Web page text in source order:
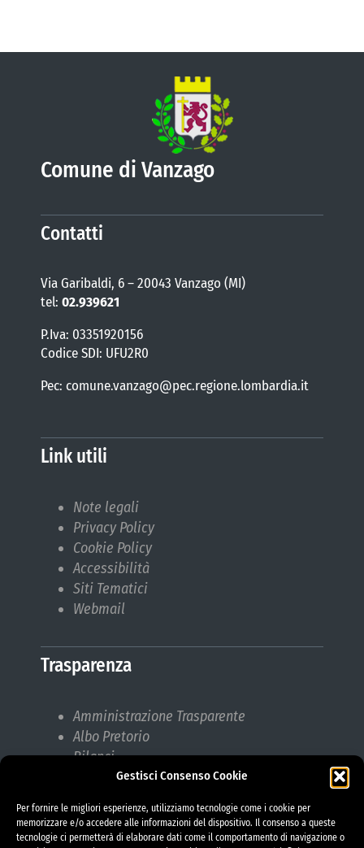
Gestisci Consenso Cookie
Per fornire le migliori esperienze, utilizziamo tecnologie come i cookie per
memorizzare e/o accedere alle informazioni del dispositivo. Il consenso a queste
tecnologie ci permetterà di elaborare dati come il comportamento di navigazione o
Comune di Vanzago
Contatti
Via Garibaldi, 6 – 20043 Vanzago (MI)
tel: 02.939621
P.Iva: 03351920156
Codice SDI: UFU2R0
Pec: comune.vanzago@pec.regione.lombardia.it
Link utili
Note legali
Privacy Policy
Cookie Policy
Accessibilità
Siti Tematici
Webmail
Trasparenza
Amministrazione Trasparente
Albo Pretorio
Bilanci
Bandi di gara
Responsabile protezione dati (RPD)